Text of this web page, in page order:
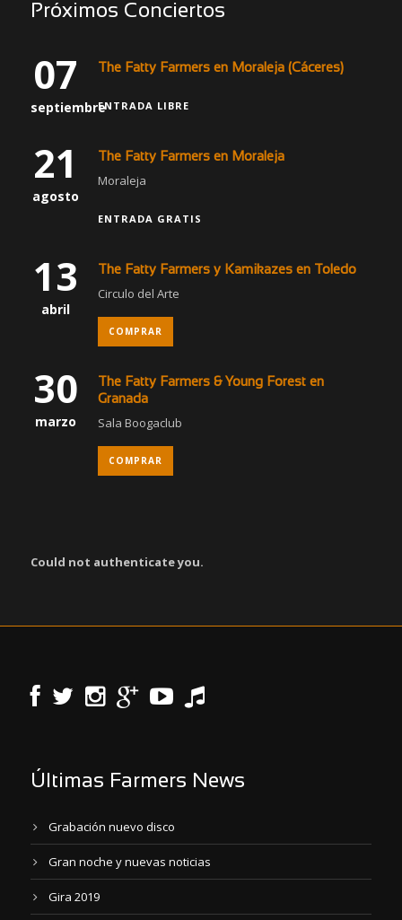
Próximos Conciertos
07
septiembre
The Fatty Farmers en Moraleja (Cáceres)
ENTRADA LIBRE
21
agosto
The Fatty Farmers en Moraleja
Moraleja
ENTRADA GRATIS
13
abril
The Fatty Farmers y Kamikazes en Toledo
Circulo del Arte
COMPRAR
30
marzo
The Fatty Farmers & Young Forest en
Granada
Sala Boogaclub
COMPRAR
Could not authenticate you.
Últimas Farmers News
Grabación nuevo disco
Gran noche y nuevas noticias
Gira 2019